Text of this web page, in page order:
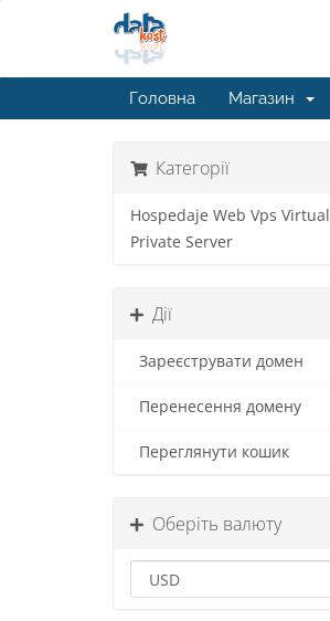
Головна Магазин
Категорії
Hospedaje Web Vps Virtual
Private Server
Дії
Зареєструвати домен
Перенесення домену
Переглянути кошик
Оберіть валюту